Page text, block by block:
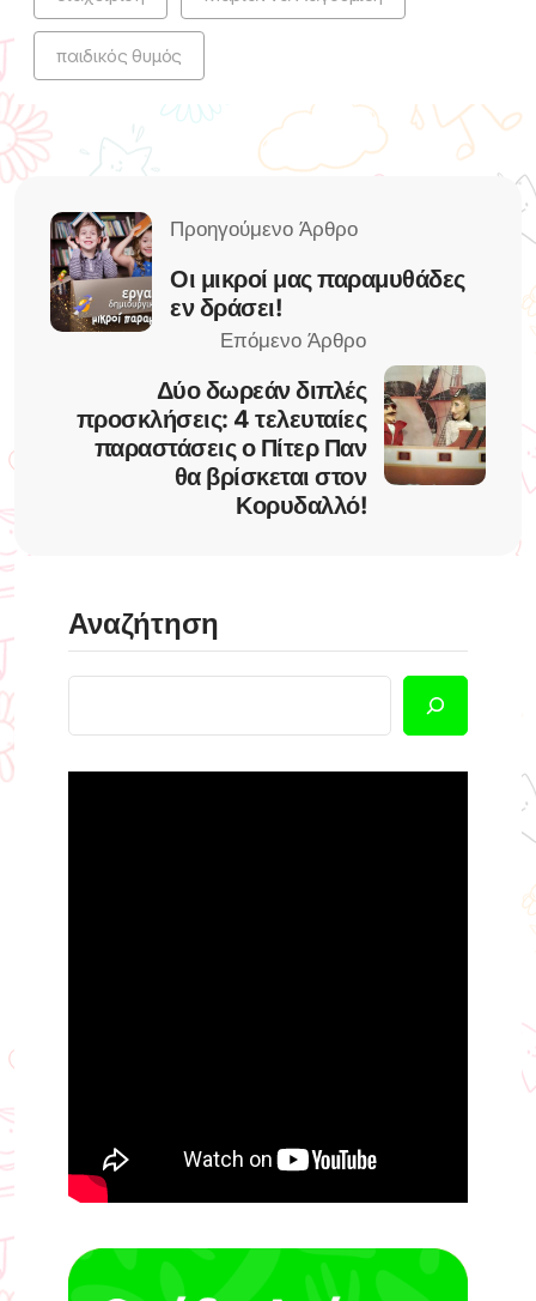
παιδικός θυμός
Οι μικροί μας παραμυθάδες
εν δράσει!
Δύο δωρεάν διπλές
προσκλήσεις: 4 τελευταίες
παραστάσεις ο Πίτερ Παν
θα βρίσκεται στον
Κορυδαλλό!
Αναζήτηση